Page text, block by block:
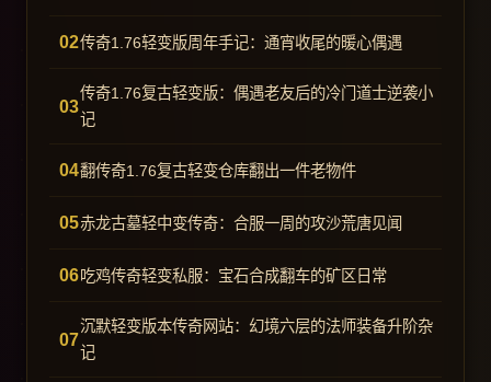
传奇1.76轻变版周年手记：通宵收尾的暖心偶遇
传奇1.76复古轻变版：偶遇老友后的冷门道士逆袭小
记
翻传奇1.76复古轻变仓库翻出一件老物件
赤龙古墓轻中变传奇：合服一周的攻沙荒唐见闻
吃鸡传奇轻变私服：宝石合成翻车的矿区日常
沉默轻变版本传奇网站：幻境六层的法师装备升阶杂
记